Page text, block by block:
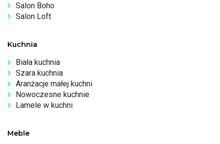
Salon Boho
Salon Loft
Kuchnia
Biała kuchnia
Szara kuchnia
Aranżacje małej kuchni
Nowoczesne kuchnie
Lamele w kuchni
Meble